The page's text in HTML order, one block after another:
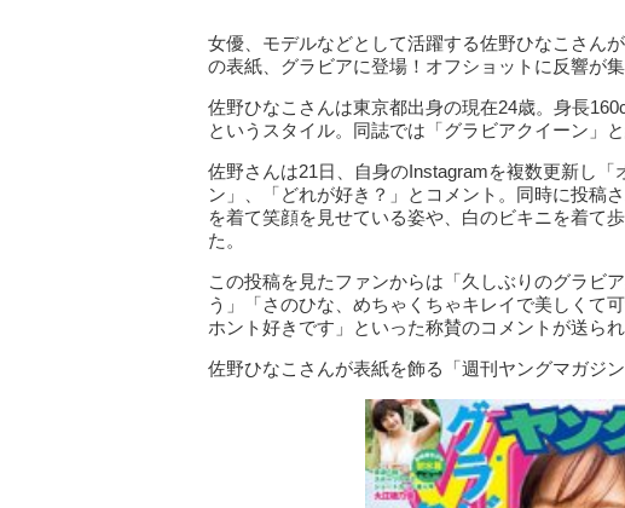
女優、モデルなどとして活躍する佐野ひなこさん
の表紙、グラビアに登場！オフショットに反響が集
佐野ひなこさんは東京都出身の現在24歳。身長
というスタイル。同誌では「グラビアクイーン」
佐野さんは21日、自身のInstagramを複数更新し
ン」、「どれが好き？」とコメント。同時に投稿
を着て笑顔を見せている姿や、白のビキニを着て
た。
この投稿を見たファンからは「久しぶりのグラビ
う」「さのひな、めちゃくちゃキレイで美しくて
ホント好きです」といった称賛のコメントが送られ
佐野ひなこさんが表紙を飾る「週刊ヤングマガジ